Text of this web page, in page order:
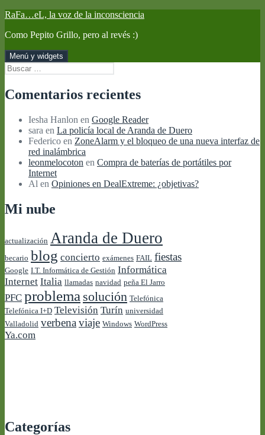
Saltar
contenido
RaFa…eL, la voz de la inconsciencia
Como Pepito Grillo, pero al revés :)
Menú y widgets
Buscar:
Comentarios recientes
Iesha Hanlon en Google Reader
sara en La policía local de Aranda de Duero
Federico en ZoneAlarm y el bloqueo de una nueva interfaz de
red inalámbrica
leonmelocoton en Compra de baterías de portátiles por
Internet
Al en Opiniones en DealExtreme: ¿objetivas?
Mi nube
actualización Aranda de Duero
becario blog concierto exámenes FAIL fiestas
Google I.T. Informática de Gestión Informática
Internet Italia llamadas navidad peña El Jarro
PFC problema solución Telefónica
Telefónica I+D Televisión Turín universidad
Valladolid verbena viaje Windows WordPress
Ya.com
Categorías